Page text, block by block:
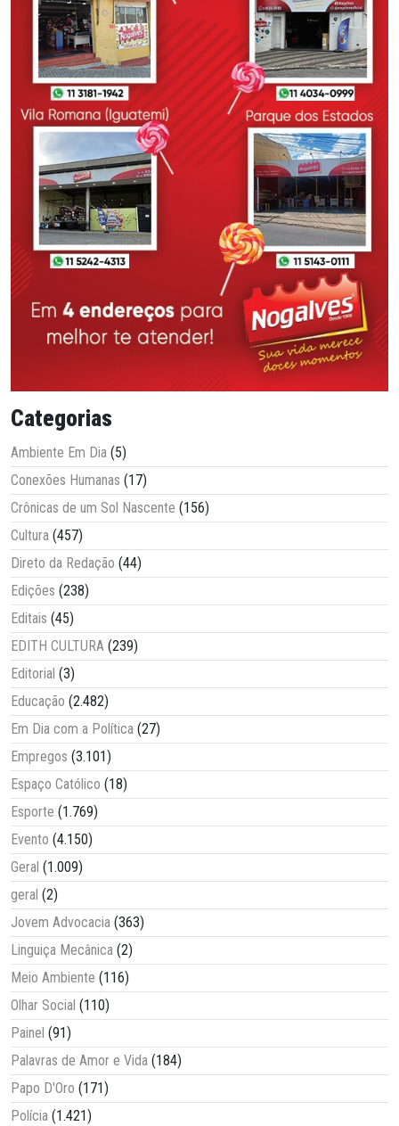
Categorias
Ambiente Em Dia (5)
Conexões Humanas (17)
Crônicas de um Sol Nascente (156)
Cultura (457)
Direto da Redação (44)
Edições (238)
Editais (45)
EDITH CULTURA (239)
Editorial (3)
Educação (2.482)
Em Dia com a Política (27)
Empregos (3.101)
Espaço Católico (18)
Esporte (1.769)
Evento (4.150)
Geral (1.009)
geral (2)
Jovem Advocacia (363)
Linguiça Mecânica (2)
Meio Ambiente (116)
Olhar Social (110)
Painel (91)
Palavras de Amor e Vida (184)
Papo D'Oro (171)
Polícia (1.421)